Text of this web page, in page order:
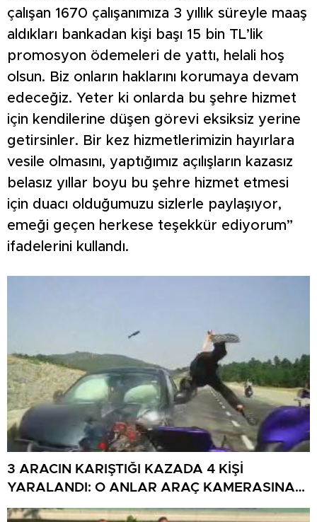
çalışan 1670 çalışanımıza 3 yıllık süreyle maaş
aldıkları bankadan kişi başı 15 bin TL’lik
promosyon ödemeleri de yattı, helali hoş
olsun. Biz onların haklarını korumaya devam
edeceğiz. Yeter ki onlarda bu şehre hizmet
için kendilerine düşen görevi eksiksiz yerine
getirsinler. Bir kez hizmetlerimizin hayırlara
vesile olmasını, yaptığımız açılışların kazasız
belasız yıllar boyu bu şehre hizmet etmesi
için duacı olduğumuzu sizlerle paylaşıyor,
emeği geçen herkese teşekkür ediyorum”
ifadelerini kullandı.
3 ARACIN KARIŞTIĞI KAZADA 4 KİŞİ
YARALANDI: O ANLAR ARAÇ KAMERASINA
YANSIDI